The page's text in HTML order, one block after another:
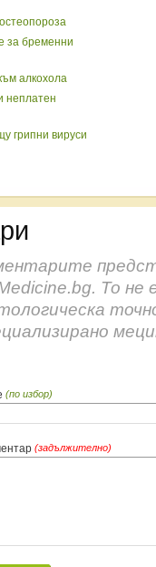
за бременни
алкохола
неплатен
грипни вируси
То не
(по избор)
(задължително)